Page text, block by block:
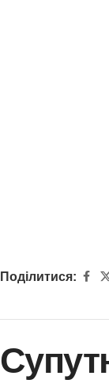
Поділитися: